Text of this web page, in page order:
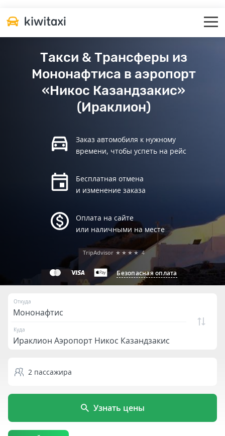
Такси & Трансферы из
Мононафтиса в аэропорт
«Никос Казандзакис»
(Ираклион)
Заказ автомобиля к нужному
времени, чтобы успеть на рейс
Бесплатная отмена
и изменение заказа
Оплата на сайте
или наличными на месте
Безопасная оплата
TripAdvisor ★★★★ 4
Откуда
Куда
2 пассажира
Узнать цены